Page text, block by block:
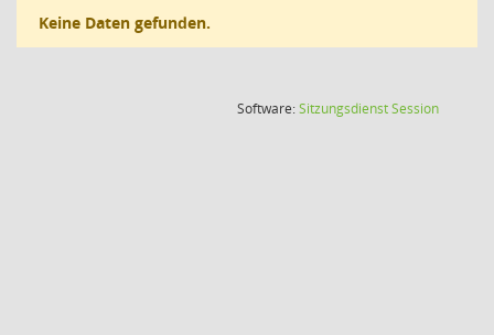
Keine Daten gefunden.
Software:SitzungsdienstSession(Wird in